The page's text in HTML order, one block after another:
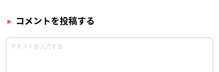
コメントを投稿する